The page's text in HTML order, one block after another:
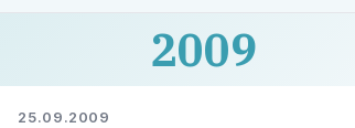
2009
25.09.2009